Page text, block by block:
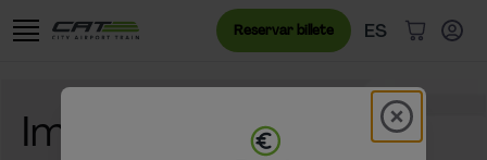
Saltar al banner de cookies
Reservar billete Menú de idioma
ES
Idioma
Imprint Modal
modals.promotion.title